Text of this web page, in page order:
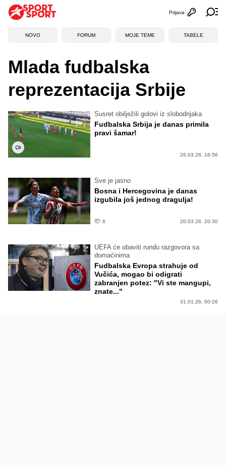
Otvori
Prijava
NOVO FORUM MOJE TEME TABELE
Mlada fudbalska
reprezentacija Srbije
Susret obilježili golovi iz slobodnjaka
Fudbalska Srbija je danas primila
pravi šamar!
26.03.26. 16:56
Sve je jasno
Bosna i Hercegovina je danas
izgubila još jednog dragulja!
6 20.03.26. 20:30
UEFA će obaviti rundu razgovora sa
domaćinima
Fudbalska Evropa strahuje od
Vučića, mogao bi odigrati
zabranjen potez: "Vi ste mangupi,
znate..."
31.01.26. 00:26